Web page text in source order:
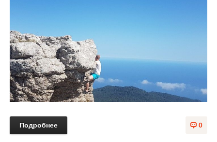
0
Подробнее